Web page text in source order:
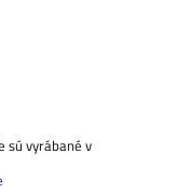
sú vyrábané v